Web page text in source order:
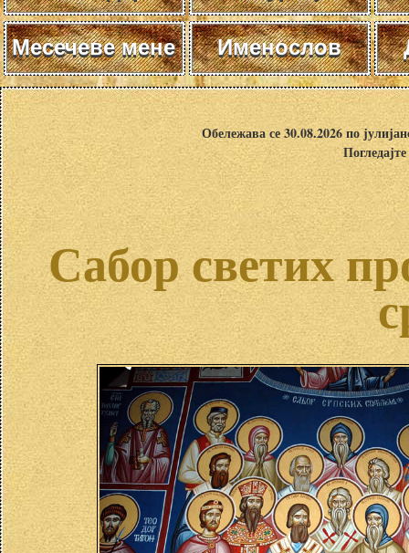
Месечеве мене Именослов
Обележава се 30.08.2026 по
Сабор светих